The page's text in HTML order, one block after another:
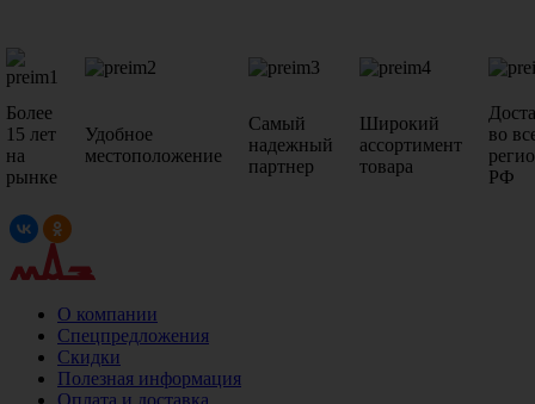
Более
15 лет
на
рынке
Удобное
местоположение
Самый
надежный
партнер
Широкий
ассортимент
товара
во
РФ
О компании
Спецпредложения
Скидки
Полезная информация
Оплата и доставка